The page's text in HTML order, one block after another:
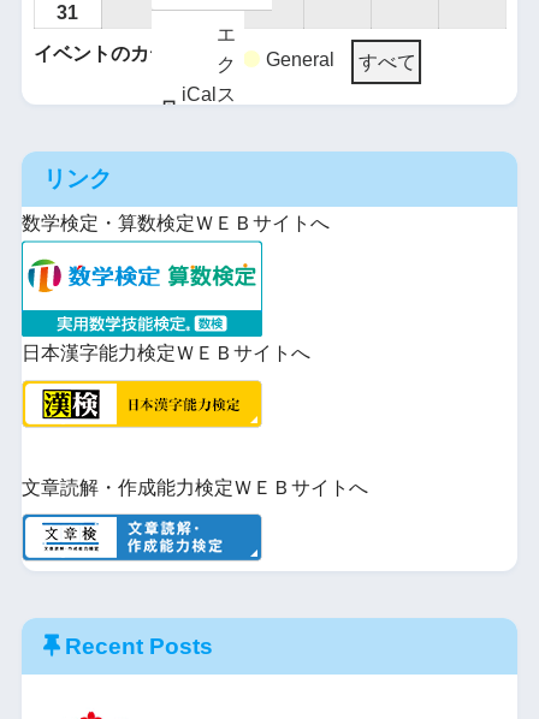
iCal
エ
ク
ス
ー
31
イベントのカテゴリー
General すべて
読
iCal購
リンク
数学検定・算数検定ＷＥＢサイトへ
日本漢字能力検定ＷＥＢサイトへ
文章読解・作成能力検定ＷＥＢサイトへ
Recent Posts